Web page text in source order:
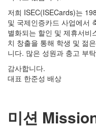
저희 ISEC(ISECards)는
및 국제인증카드 사업에서
별화되는 할인 및 제휴서비
치 창출을 통해 학생 및 젊
니다. 많은 성원과 충고 부
감사합니다.
대표 한준성 배상
미션